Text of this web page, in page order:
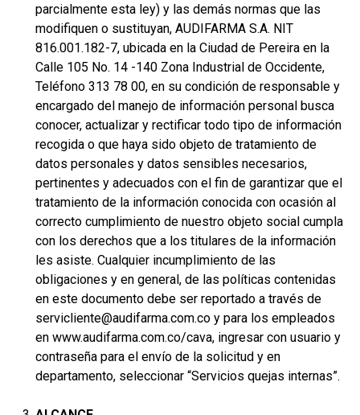
parcialmente esta ley) y las demás normas que las
modifiquen o sustituyan, AUDIFARMA S.A. NIT
816.001.182-7, ubicada en la Ciudad de Pereira en la
Calle 105 No. 14 -140 Zona Industrial de Occidente,
Teléfono 313 78 00, en su condición de responsable y
encargado del manejo de información personal busca
conocer, actualizar y rectificar todo tipo de información
recogida o que haya sido objeto de tratamiento de
datos personales y datos sensibles necesarios,
pertinentes y adecuados con el fin de garantizar que el
tratamiento de la información conocida con ocasión al
correcto cumplimiento de nuestro objeto social cumpla
con los derechos que a los titulares de la información
les asiste. Cualquier incumplimiento de las
obligaciones y en general, de las políticas contenidas
en este documento debe ser reportado a través de
servicliente@audifarma.com.co y para los empleados
en www.audifarma.com.co/cava, ingresar con usuario y
contraseña para el envío de la solicitud y en
departamento, seleccionar “Servicios quejas internas”.